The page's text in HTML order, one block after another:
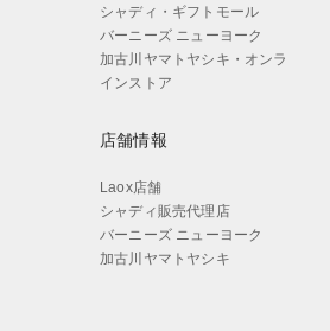
シャディ・ギフトモール
バーニーズ ニューヨーク
加古川ヤマトヤシキ・オンラ
インストア
店舗情報
Laox店舗
シャディ販売代理店
バーニーズ ニューヨーク
加古川ヤマトヤシキ